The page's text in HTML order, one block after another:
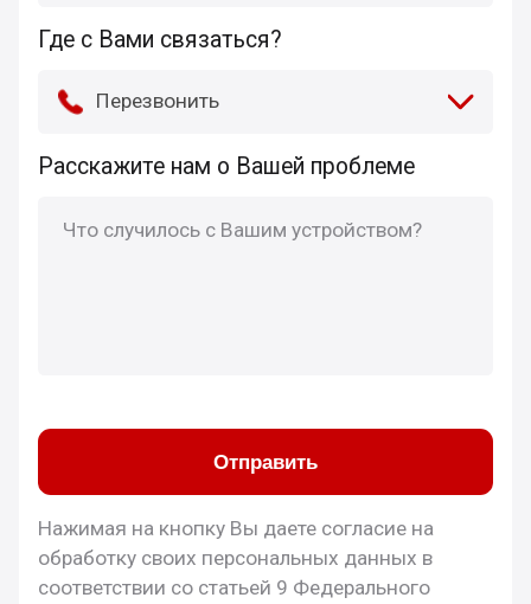
Где с Вами связаться?
Перезвонить
Расскажите нам о Вашей проблеме
Отправить
Нажимая на кнопку Вы даете согласие на
обработку своих персональных данных в
соответствии со статьей 9 Федерального